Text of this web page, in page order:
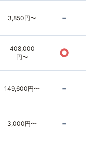
3,850円〜 -
408,000
円〜
○
149,600円〜 -
3,000円〜 -